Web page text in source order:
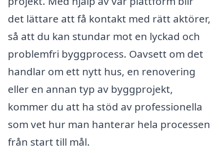
det lättare att få kontakt med rätt aktörer,
så att du kan stundar mot en lyckad och
problemfri byggprocess. Oavsett om det
handlar om ett nytt hus, en renovering
eller en annan typ av byggprojekt,
kommer du att ha stöd av professionella
som vet hur man hanterar hela processen
från start till mål.